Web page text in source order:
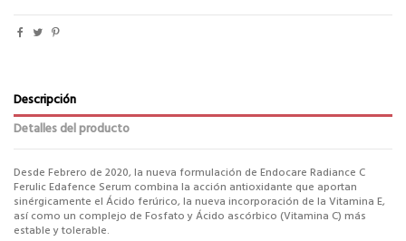
Descripción
Detalles del producto
Desde Febrero de 2020, la nueva formulación de Endocare Radiance C
Ferulic Edafence Serum combina la acción antioxidante que aportan
sinérgicamente el Ácido ferúrico, la nueva incorporación de la Vitamina E,
así como un complejo de Fosfato y Ácido ascórbico (Vitamina C) más
estable y tolerable.